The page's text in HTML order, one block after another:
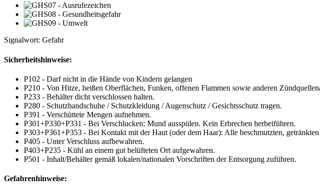
Signalwort: Gefahr
Sicherheitshinweise:
P102 - Darf nicht in die Hände von Kindern gelangen
P210 - Von Hitze, heißen Oberflächen, Funken, offenen Flammen sowie anderen
P233 - Behälter dicht verschlossen halten.
P280 - Schutzhandschuhe / Schutzkleidung / Augenschutz / Gesichtsschutz tragen.
P391 - Verschüttete Mengen aufnehmen.
P301+P330+P331 - Bei Verschlucken: Mund ausspülen. Kein Erbrechen herbeiführen.
P303+P361+P353 - Bei Kontakt mit der Haut (oder dem Haar): Alle beschmutzten,
P405 - Unter Verschluss aufbewahren.
P403+P235 - Kühl an einem gut belüfteten Ort aufgewahren.
P501 - Inhalt/Behälter gemäß lokalen/nationalen Vorschriften der Entsorgung zuführen.
Gefahrenhinweise: